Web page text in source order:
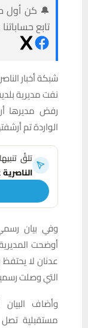
🔔 كن أول
تابع
شبكة أخبار
نفت مديرية
رفض مديرها
الواردة تم
تلقَّ
الناصرية
وفي بيان
أوضحت
عدنان لا
التي وصلت
وأضاف
مستقبلية تصل